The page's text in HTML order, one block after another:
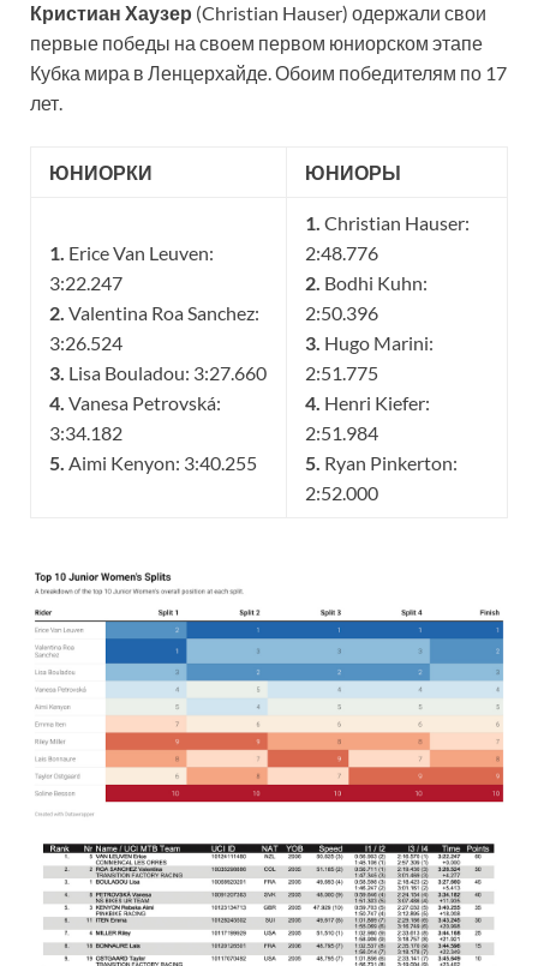
Кристиан Хаузер (Christian Hauser) одержали свои
первые победы на своем первом юниорском этапе
Кубка мира в Ленцерхайде. Обоим победителям по 17
лет.
ЮНИОРКИ ЮНИОРЫ
1. Erice Van Leuven:
3:22.247
2. Valentina Roa Sanchez:
3:26.524
3. Lisa Bouladou: 3:27.660
4. Vanesa Petrovská:
3:34.182
5. Aimi Kenyon: 3:40.255
1. Christian Hauser:
2:48.776
2. Bodhi Kuhn:
2:50.396
3. Hugo Marini:
2:51.775
4. Henri Kiefer:
2:51.984
5. Ryan Pinkerton:
2:52.000